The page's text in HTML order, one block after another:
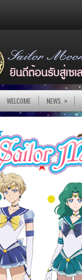
WELCOME NEWS »